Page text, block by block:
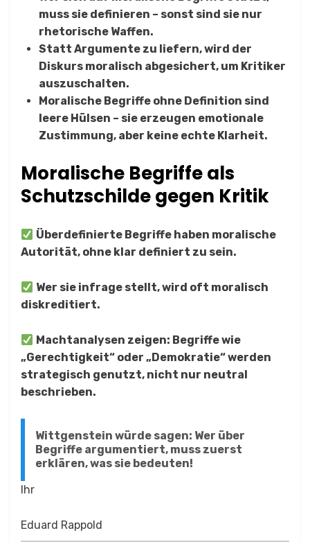
muss sie definieren – sonst sind sie nur
rhetorische Waffen.
Statt Argumente zu liefern, wird der
Diskurs moralisch abgesichert, um Kritiker
auszuschalten.
Moralische Begriffe ohne Definition sind
leere Hülsen – sie erzeugen emotionale
Zustimmung, aber keine echte Klarheit.
Moralische Begriffe als
Schutzschilde gegen Kritik
Überdefinierte Begriffe haben moralische
Autorität, ohne klar definiert zu sein.
Wer sie infrage stellt, wird oft moralisch
diskreditiert.
Machtanalysen zeigen: Begriffe wie
„Gerechtigkeit“ oder „Demokratie“ werden
strategisch genutzt, nicht nur neutral
beschrieben.
Wittgenstein würde sagen: Wer über
Begriffe argumentiert, muss zuerst
erklären, was sie bedeuten!
Ihr
Eduard Rappold